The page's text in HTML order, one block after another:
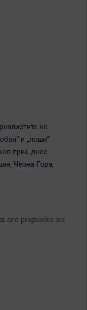
не
и „лоши“
прие днес
Черна Гора,
and pingbacks are